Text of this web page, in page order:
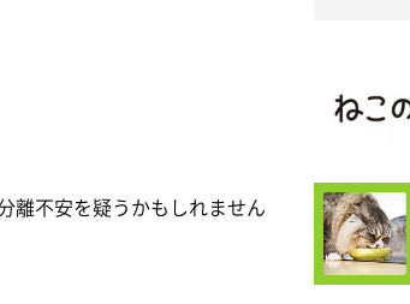
離不安を疑うかもしれません